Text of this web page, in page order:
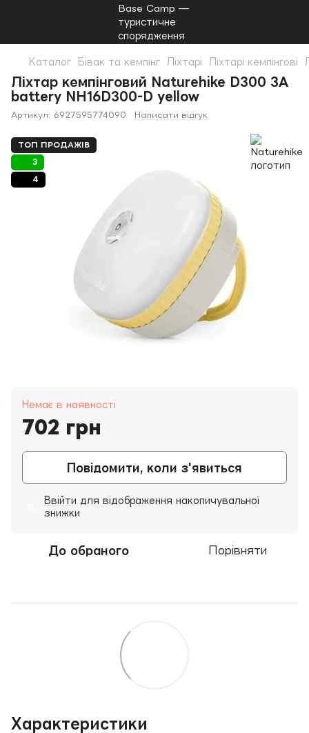
Каталог Бівак та кемпінг Ліхтарі Ліхтарі кемпінгові
Ліхтар кемпінговий Naturehike D300 3A
battery NH16D300-D yellow
Артикул: 6927595774090 Написати відгук
ТОП ПРОДАЖІВ
3
4
Немає в наявності
702 грн
Повідомити, коли з'явиться
Ввійти для відображення накопичувальної
знижки
До обраного Порівняти
Характеристики